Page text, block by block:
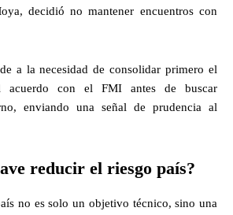
decidió no mantener encuentros con
a la necesidad de consolidar primero el
acuerdo con el FMI antes de buscar
enviando una señal de prudencia al
reducir el riesgo país?
no es solo un objetivo técnico, sino una